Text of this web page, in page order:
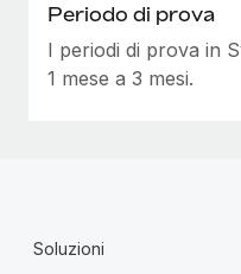
Periodo di prova
I periodi di prova in
1 mese a 3 mesi.
Soluzioni